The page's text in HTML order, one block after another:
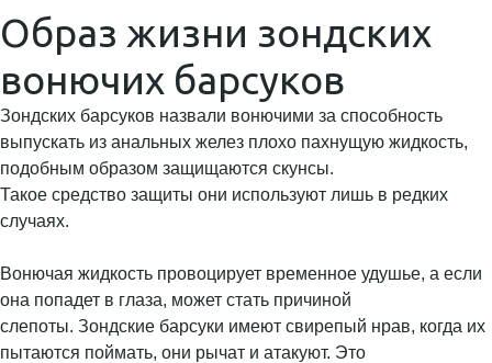
Образ жизни зондских
вонючих барсуков
Зондских барсуков назвали вонючими за способность
выпускать из анальных желез плохо пахнущую жидкость,
подобным образом защищаются скунсы.
Такое средство защиты они используют лишь в редких
случаях.
Вонючая жидкость провоцирует временное удушье, а если
она попадет в глаза, может стать причиной
слепоты. Зондские барсуки имеют свирепый нрав, когда их
пытаются поймать, они рычат и атакуют. Это